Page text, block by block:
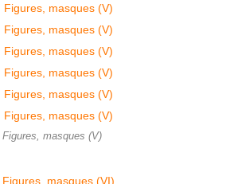
Figures, masques (V)